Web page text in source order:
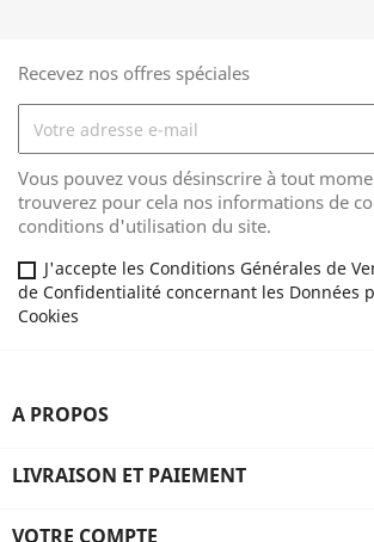
Recevez nos offres spéciales
Vous pouvez vous désinscrire à tout
trouverez pour cela nos informations de
conditions d'utilisation du site.
J'accepte les Conditions Générales de
de Confidentialité concernant les Données
Cookies
A PROPOS
LIVRAISON ET PAIEMENT
VOTRE COMPTE